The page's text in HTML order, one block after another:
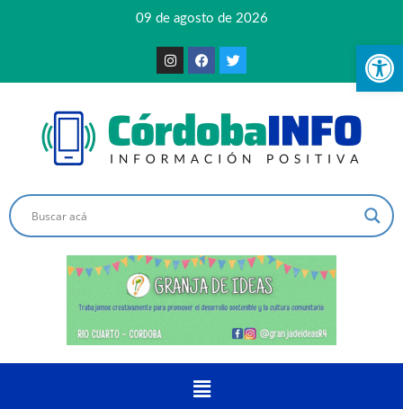
09 de agosto de 2026